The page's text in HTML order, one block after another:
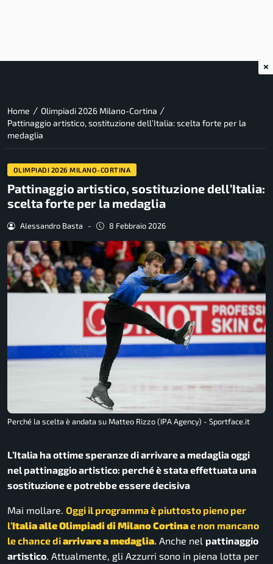
Home / Olimpiadi 2026 Milano-Cortina /
Pattinaggio artistico, sostituzione dell’Italia: scelta forte per la
medaglia
OLIMPIADI 2026 MILANO-CORTINA
Pattinaggio artistico, sostituzione dell’Italia:
scelta forte per la medaglia
Alessandro Basta - 8 Febbraio 2026
Perché la scelta è andata su Matteo Rizzo (IPA Agency) - Sportface.it
L’Italia ha ottime speranze di arrivare a medaglia oggi
nel pattinaggio artistico: perché è stata effettuata una
sostituzione e potrebbe essere decisiva
Mai mollare. Oggi il programma è piuttosto pieno per
l’Italia alle Olimpiadi di Milano Cortinae non mancano
le chance diarrivare a medaglia. Anche nel pattinaggio
artistico. Attualmente, gli Azzurri sono in piena lotta per
×